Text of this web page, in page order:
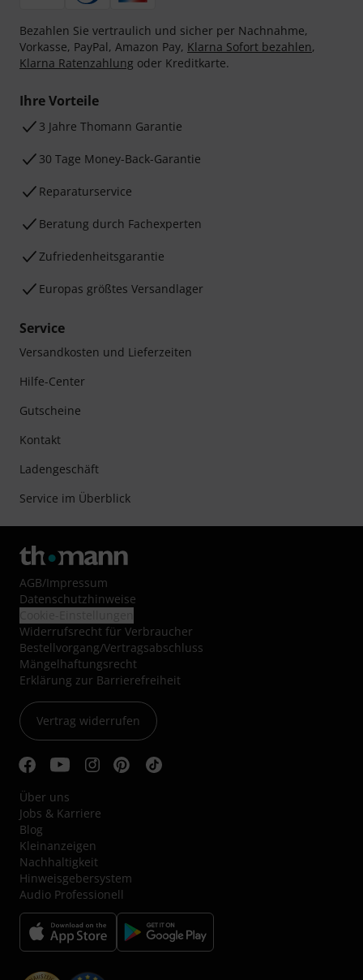
Bezahlen Sie vertraulich und sicher per Nachnahme,
Vorkasse, PayPal, Amazon Pay, Klarna Sofort bezahlen,
Klarna Ratenzahlung oder Kreditkarte.
Ihre Vorteile
3 Jahre Thomann Garantie
30 Tage Money-Back-Garantie
Reparaturservice
Beratung durch Fachexperten
Zufriedenheitsgarantie
Europas größtes Versandlager
Service
Versandkosten und Lieferzeiten
Hilfe-Center
Gutscheine
Kontakt
Ladengeschäft
Service im Überblick
AGB/Impressum
Datenschutzhinweise
Widerrufsrecht für Verbraucher
Bestellvorgang/Vertragsabschluss
Mängelhaftungsrecht
Erklärung zur Barrierefreiheit
Vertrag widerrufen
Über uns
Jobs & Karriere
Blog
Kleinanzeigen
Nachhaltigkeit
Hinweisgebersystem
Audio Professionell